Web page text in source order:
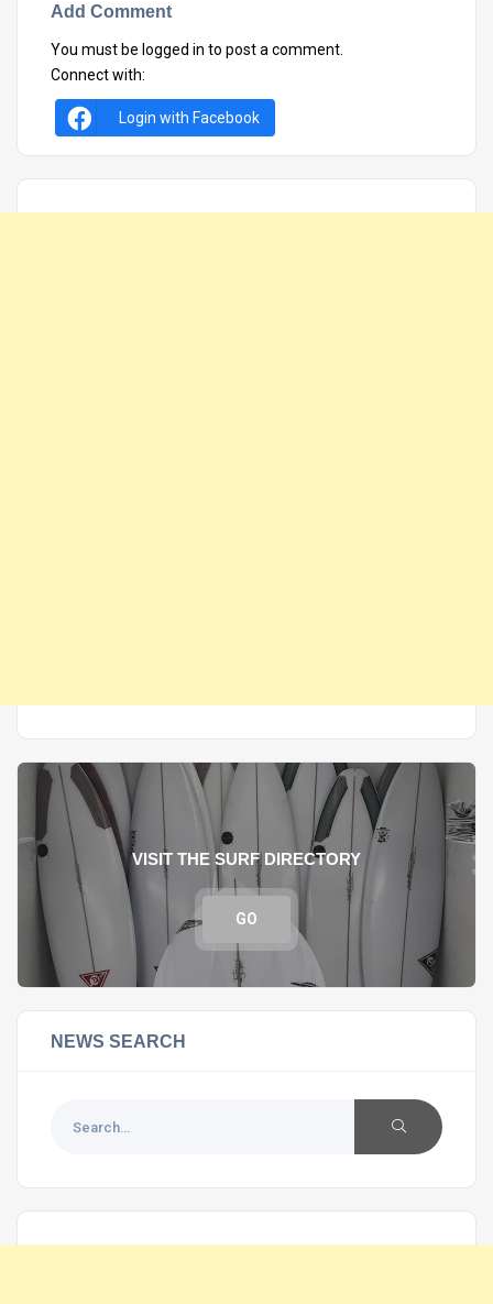
Add Comment
You must be logged in to post a comment.
Connect with:
Login with Facebook
VISIT THE SURF DIRECTORY
GO
NEWS SEARCH